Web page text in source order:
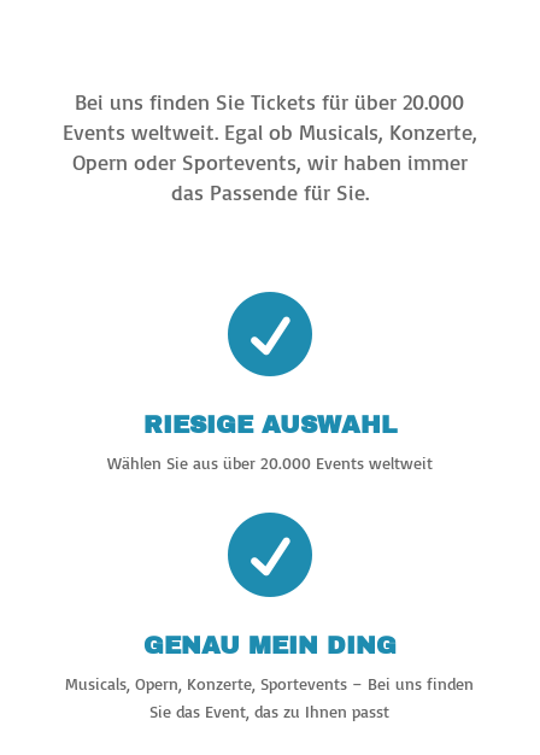
Bei uns finden Sie Tickets für über 20.000
Events weltweit. Egal ob Musicals, Konzerte,
Opern oder Sportevents, wir haben immer
das Passende für Sie.

RIESIGE AUSWAHL
Wählen Sie aus über 20.000 Events weltweit

GENAU MEIN DING
Musicals, Opern, Konzerte, Sportevents – Bei uns finden
Sie das Event, das zu Ihnen passt